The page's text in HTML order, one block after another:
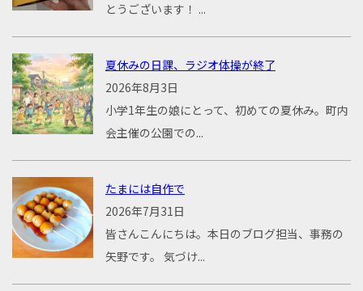
とうございます！ ...
夏休みの日課、ラジオ体操が終了
2026年8月3日
小学1年生の娘にとって、初めての夏休み。町内
会主催の公園での...
たまには自作で
2026年7月31日
皆さんこんにちは。本日のブログ担当、事務の
矢野です。 気づけ...